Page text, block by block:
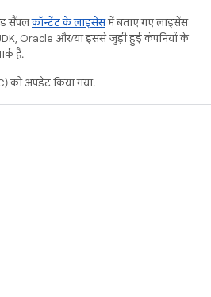
सैंपलकॉन्टेंट के लाइसेंसमें बताए गए लाइसेंस
Oracle और/या इससे जुड़ी हुई कंपनियों के
हैं.
को अपडेट किया गया.